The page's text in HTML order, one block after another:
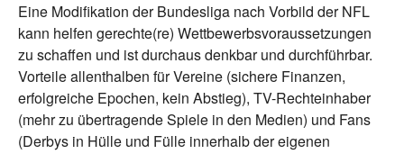
Eine Modifikation der Bundesliga nach Vorbild der NFL
kann helfen gerechte(re) Wettbewerbsvoraussetzungen
zu schaffen und ist durchaus denkbar und durchführbar.
Vorteile allenthalben für Vereine (sichere Finanzen,
erfolgreiche Epochen, kein Abstieg), TV-Rechteinhaber
(mehr zu übertragende Spiele in den Medien) und Fans
(Derbys in Hülle und Fülle innerhalb der eigenen